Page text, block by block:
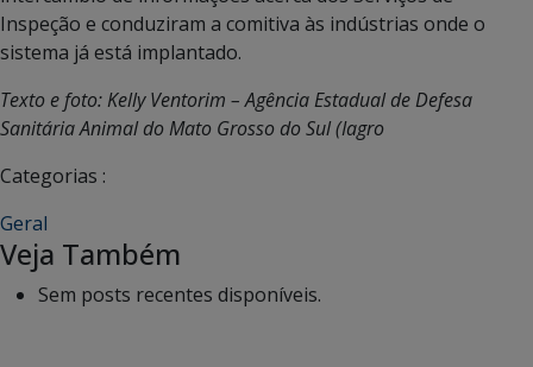
Inspeção e conduziram a comitiva às indústrias onde o
sistema já está implantado.
Texto e foto: Kelly Ventorim – Agência Estadual de Defesa
Sanitária Animal do Mato Grosso do Sul (Iagro
Categorias :
Geral
Veja Também
Sem posts recentes disponíveis.